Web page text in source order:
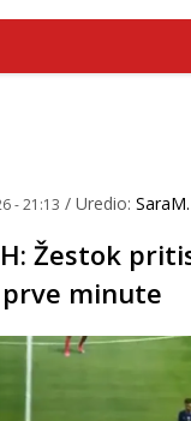
- 21:13 / Uredio: SaraM.
Žestok
minute